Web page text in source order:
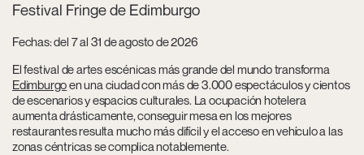
Festival Fringe de Edimburgo
Fechas: del 7 al 31 de agosto de 2026
El festival de artes escénicas más grande del mundo transforma
Edimburgoen una ciudad con más de 3.000 espectáculos y cientos
de escenarios y espacios culturales. La ocupación hotelera
aumenta drásticamente, conseguir mesa en los mejores
restaurantes resulta mucho más difícil y el acceso en vehículo a las
zonas céntricas se complica notablemente.